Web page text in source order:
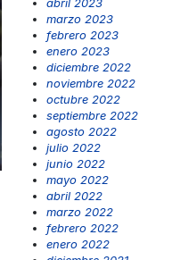
marzo 2023
febrero 2023
enero 2023
diciembre 2022
noviembre 2022
octubre 2022
septiembre 2022
agosto 2022
julio 2022
junio 2022
mayo 2022
abril 2022
marzo 2022
febrero 2022
enero 2022